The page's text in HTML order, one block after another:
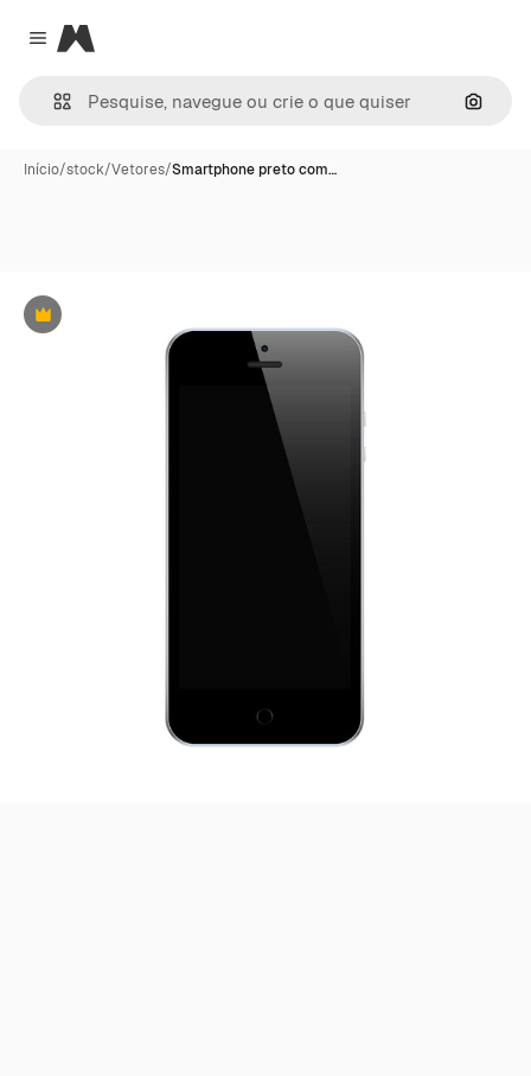
Close menu
Magnific
Início/stock/Vetores/Smartphone preto com…
Premium